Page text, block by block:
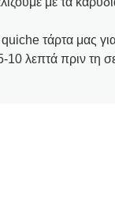
τάρτα μας
10 λεπτά πριν τη